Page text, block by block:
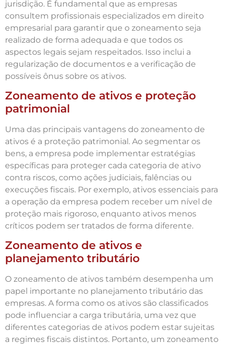
jurisdição. É fundamental que as empresas
consultem profissionais especializados em direito
empresarial para garantir que o zoneamento seja
realizado de forma adequada e que todos os
aspectos legais sejam respeitados. Isso inclui a
regularização de documentos e a verificação de
possíveis ônus sobre os ativos.
Zoneamento de ativos e proteção
patrimonial
Uma das principais vantagens do zoneamento de
ativos é a proteção patrimonial. Ao segmentar os
bens, a empresa pode implementar estratégias
específicas para proteger cada categoria de ativo
contra riscos, como ações judiciais, falências ou
execuções fiscais. Por exemplo, ativos essenciais para
a operação da empresa podem receber um nível de
proteção mais rigoroso, enquanto ativos menos
críticos podem ser tratados de forma diferente.
Zoneamento de ativos e
planejamento tributário
O zoneamento de ativos também desempenha um
papel importante no planejamento tributário das
empresas. A forma como os ativos são classificados
pode influenciar a carga tributária, uma vez que
diferentes categorias de ativos podem estar sujeitas
a regimes fiscais distintos. Portanto, um zoneamento